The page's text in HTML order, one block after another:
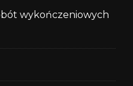
wykończeniowych